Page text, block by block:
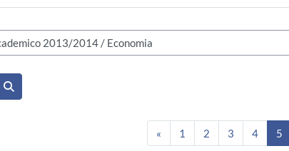
Cerca corsi
«Pagina precedente
1 Pagina 1
2Pagina 2
3Pagina 3
4Pagina
5